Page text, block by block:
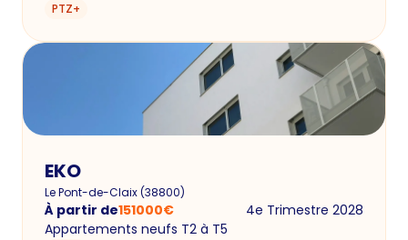
PTZ+
EKO
Le Pont-de-Claix(38800)
À partir de151000€
4e Trimestre 2028
Appartements neufs T2 à T5